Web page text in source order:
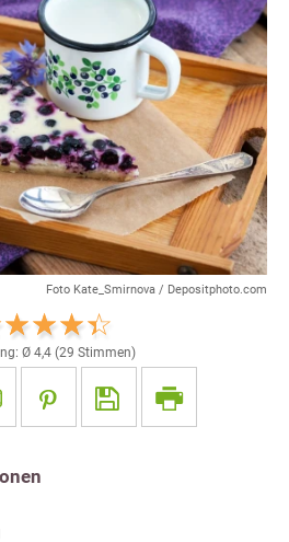
Foto Kate_Smirnova / Depositphoto.com
Ø 4,4(29 Stimmen)